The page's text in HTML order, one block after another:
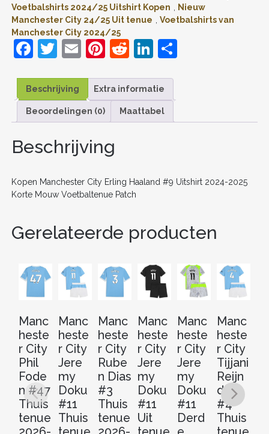
VOETBALTENUE
PATCH
AANTAL
Voetbalshirts 2024/25 Uitshirt Kopen
Nieuw
Manchester City 24/25 Uit tenue
Voetbalshirts van
Manchester City 2024/25
F
c
e
b
o
k
T
itt
er
E
ai
l
Pi
er
e
st
R
d
di
t
Li
k
e
dI
D
Beschrijving Extra informatie
Beoordelingen (0) Maattabel
Beschrijving
Kopen Manchester City Erling Haaland #9 Uitshirt 2024-2025
Korte Mouw Voetbaltenue Patch
Gerelateerde producten
Manc
heste
r City
Phil
Fode
n #47
Thuis
tenue
Manc
heste
r City
Jere
my
Doku
#11
Thuis
Manc
heste
r City
Rube
n Dias
#3
Thuis
tenue
Manc
heste
r City
Jere
my
Doku
#11
Uit
Manc
heste
r City
Jere
my
Doku
#11
Derd
Manc
heste
r City
Tijjani
Reijn
ders
#4
Thuis